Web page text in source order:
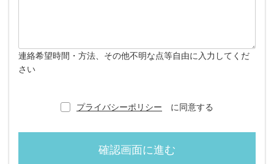
連絡希望時間・方法、その他不明な点等自由に入力してくだ
さい
プライバシーポリシー に同意する